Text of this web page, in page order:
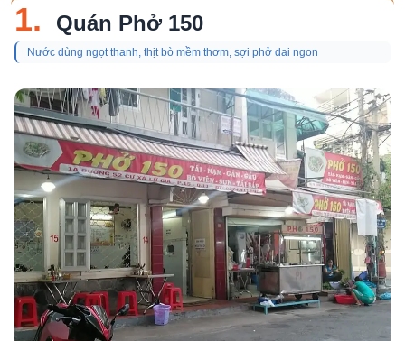
1. Quán Phở 150
Nước dùng ngọt thanh, thịt bò mềm thơm, sợi phở dai ngon